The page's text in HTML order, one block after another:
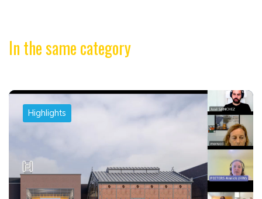
In the same category
Highlights